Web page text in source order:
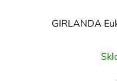
GIRLANDA